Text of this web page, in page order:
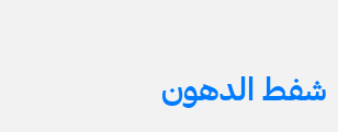
شفط الدهون